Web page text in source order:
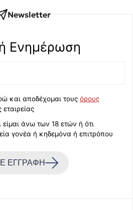
Newsletter
Eνημέρωση
και αποδέχομαι τους όρους
άνω των 18 ετών ή ότι
γονέα ή κηδεμόνα ή επιτρόπου
ΕΓΓΡΑΦΗ